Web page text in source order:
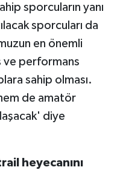
sporcuların yanı
sporcuları da
en önemli
ve performans
sahip olması.
de amatör
diye
heyecanını